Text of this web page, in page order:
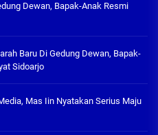
Dewan, Bapak-Anak Resmi
Baru Di Gedung Dewan, Bapak-
Sidoarjo
Mas Iin Nyatakan Serius Maju